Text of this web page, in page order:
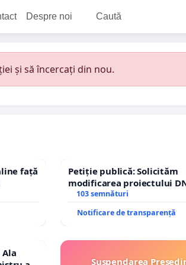
Despre noi Caută
și să încercați din nou.
față
Petiție publică: Solicităm
modificarea proiectului
– Hanu Conachi) prin
traseului în afara
103 semnături
Notificare de transparență
Suspendarea